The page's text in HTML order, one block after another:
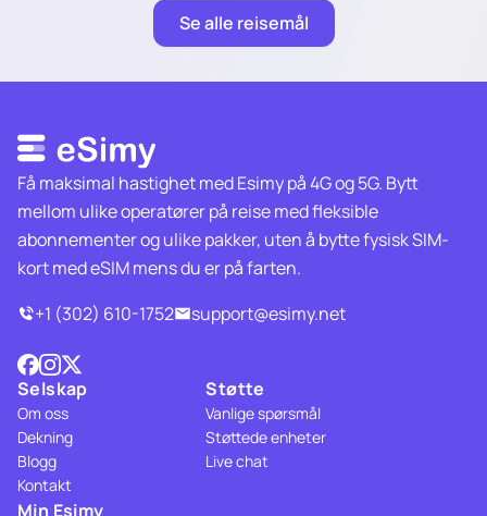
Se alle reisemål
Få maksimal hastighet med Esimy på 4G og 5G. Bytt
mellom ulike operatører på reise med fleksible
abonnementer og ulike pakker, uten å bytte fysisk SIM-
kort med eSIM mens du er på farten.
+1 (302) 610-1752
support@esimy.net
Selskap
Om oss
Dekning
Blogg
Kontakt
Støtte
Vanlige spørsmål
Støttede enheter
Live chat
Min Esimy